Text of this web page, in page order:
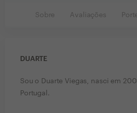
Sobre Avaliações
DUARTE
Sou o Duarte Viegas, nasci em
Portugal.